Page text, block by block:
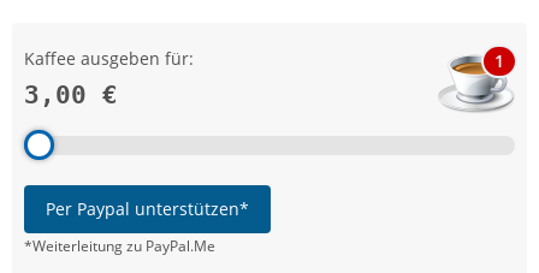
Kaffee ausgeben für:
3,00 €
1
Per Paypal unterstützen*
*Weiterleitung zu PayPal.Me